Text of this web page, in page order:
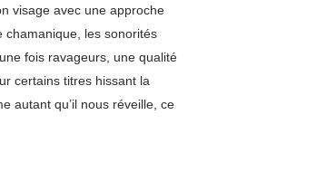
visage avec une approche
chamanique, les sonorités
fois ravageurs, une qualité
certains titres hissant la
autant qu’il nous réveille, ce